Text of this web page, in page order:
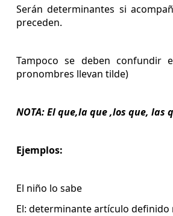
Serán determinantes si
preceden.
Tampoco se deben confundir
pronombres llevan tilde)
NOTA: El que,la que ,los que,
Ejemplos:
El niño lo sabe
El: determinante artículo